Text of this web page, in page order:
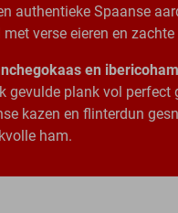
authentieke Spaanse
met verse eieren en zachte
en
gevulde plank vol perfect
kazen en flinterdun
ham.